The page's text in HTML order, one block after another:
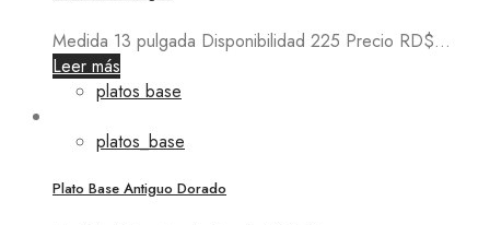
Medida 13 pulgada Disponibilidad 225 Precio RD$...
Leer más
platos base
platos_base
Plato Base Antiguo Dorado